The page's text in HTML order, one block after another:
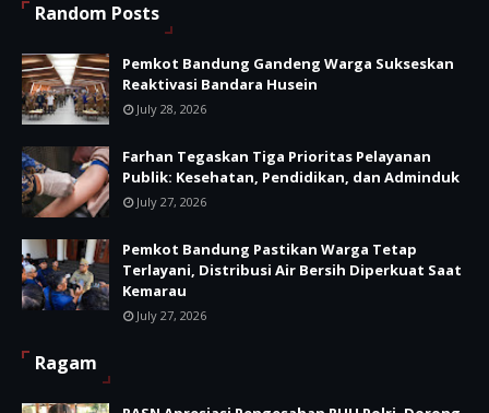
Random Posts
Pemkot Bandung Gandeng Warga Sukseskan
Reaktivasi Bandara Husein
July 28, 2026
Farhan Tegaskan Tiga Prioritas Pelayanan
Publik: Kesehatan, Pendidikan, dan Adminduk
July 27, 2026
Pemkot Bandung Pastikan Warga Tetap
Terlayani, Distribusi Air Bersih Diperkuat Saat
Kemarau
July 27, 2026
Ragam